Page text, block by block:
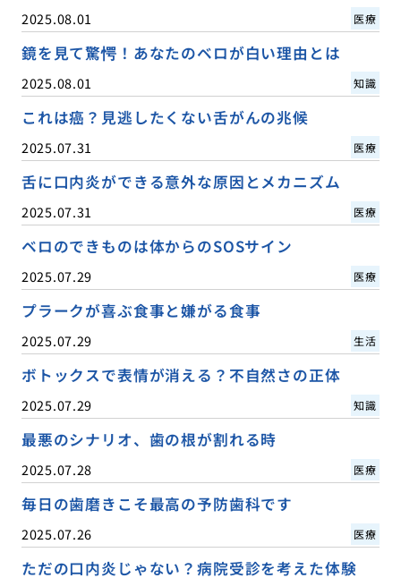
2025.08.01 医療
鏡を見て驚愕！あなたのベロが白い理由とは
2025.08.01 知識
これは癌？見逃したくない舌がんの兆候
2025.07.31 医療
舌に口内炎ができる意外な原因とメカニズム
2025.07.31 医療
ベロのできものは体からのSOSサイン
2025.07.29 医療
プラークが喜ぶ食事と嫌がる食事
2025.07.29 生活
ボトックスで表情が消える？不自然さの正体
2025.07.29 知識
最悪のシナリオ、歯の根が割れる時
2025.07.28 医療
毎日の歯磨きこそ最高の予防歯科です
2025.07.26 医療
ただの口内炎じゃない？病院受診を考えた体験